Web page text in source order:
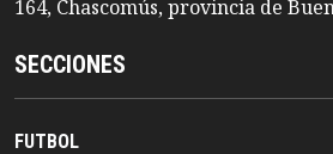
164, Chascomús, provincia de
SECCIONES
FUTBOL